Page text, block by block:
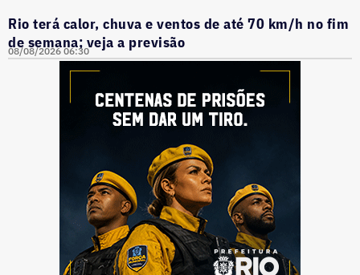
Rio terá calor, chuva e ventos de até 70 km/h no fim
de semana; veja a previsão
08/08/2026 06:30